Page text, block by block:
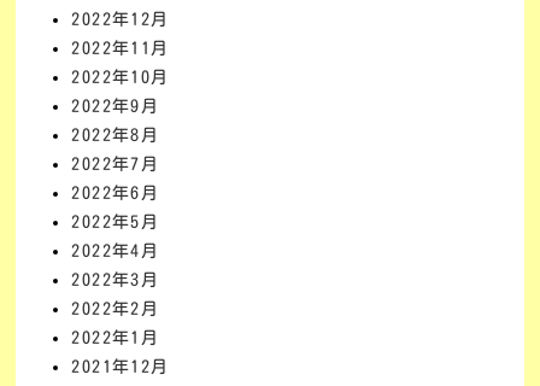
2022年12月
2022年11月
2022年10月
2022年9月
2022年8月
2022年7月
2022年6月
2022年5月
2022年4月
2022年3月
2022年2月
2022年1月
2021年12月